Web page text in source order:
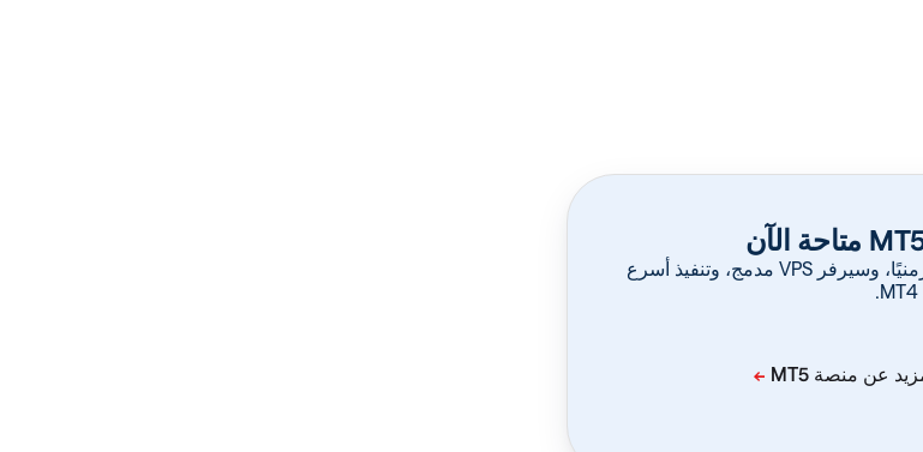
‏21 إطارًا زمنيًا، وسيرفر VPS مدمج، وتنفيذ أسرع